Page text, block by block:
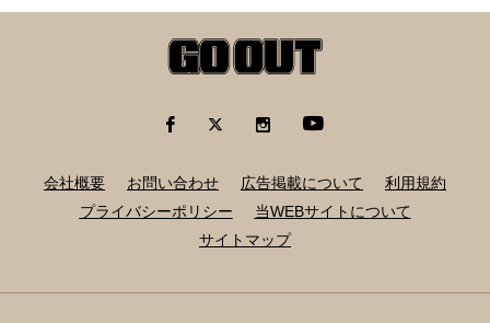
会社概要 お問い合わせ 広告掲載について
利用規約
プライバシーポリシー
当WEBサイトについて
サイトマップ